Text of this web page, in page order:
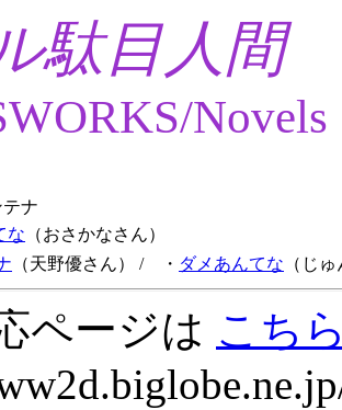
駄目人間
Novels
ナ
な （おさかなさん）
（天野優さん） / ・ ダメあんてな （じ
ページは こち